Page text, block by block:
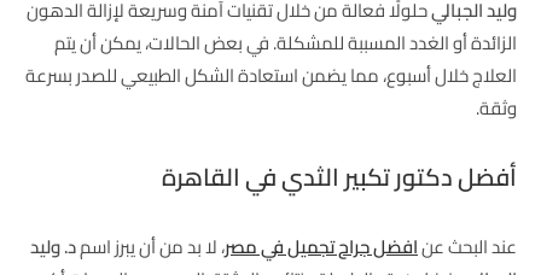
وليد الجباليحلولًا فعالة من خلال تقنيات آمنة وسريعة لإزالة الدهون
الزائدة أو الغدد المسببة للمشكلة. في بعض الحالات، يمكن أن يتم
العلاج خلال أسبوع، مما يضمن استعادة الشكل الطبيعي للصدر بسرعة
وثقة.
أفضل دكتور تكبير الثدي في القاهرة
عند البحث عنافضل جراح تجميل في مصر، لا بد من أن يبرز اسمد. وليد